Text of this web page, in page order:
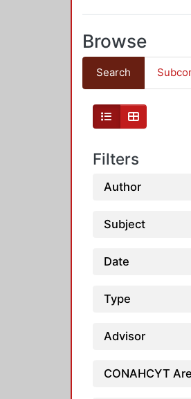
Browse
Search
Filters
Author
Subject
Date
Type
Advisor
CONAHCYT